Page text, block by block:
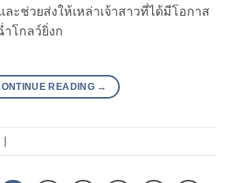
ะช่วยส่งให้เหล่าเจ้าสาวที่ได้มีโอกาส
โกลว์ยิ่งก
READING →
|